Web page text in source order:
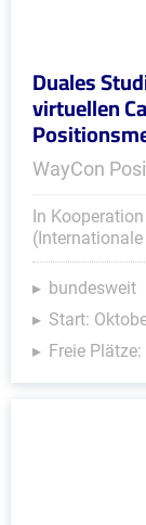
Duales
virtuellen
WayCon
In
bundesweit
Start:
Freie Plätze: